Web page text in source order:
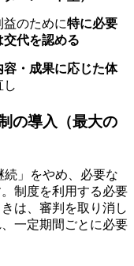
益のために特に必要
交代を認める
容・成果に応じた体
し
の導入（最大の
続」をやめ、必要な
制度を利用する必要
は、審判を取り消し
一定期間ごとに必要